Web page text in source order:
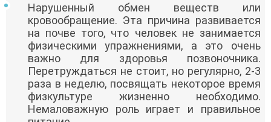
Нарушенный обмен веществ или
кровообращение. Эта причина развивается
на почве того, что человек не занимается
физическими упражнениями, а это очень
важно для здоровья позвоночника.
Перетруждаться не стоит, но регулярно, 2-3
раза в неделю, посвящать некоторое время
физкультуре жизненно необходимо.
Немаловажную роль играет и правильное